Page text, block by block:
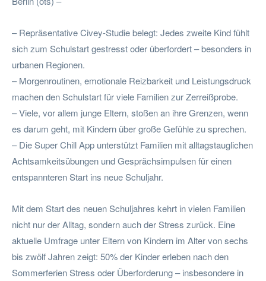
– Repräsentative Civey-Studie belegt: Jedes zweite Kind fühlt
sich zum Schulstart gestresst oder überfordert – besonders in
urbanen Regionen.
– Morgenroutinen, emotionale Reizbarkeit und Leistungsdruck
machen den Schulstart für viele Familien zur Zerreißprobe.
– Viele, vor allem junge Eltern, stoßen an ihre Grenzen, wenn
es darum geht, mit Kindern über große Gefühle zu sprechen.
– Die Super Chill App unterstützt Familien mit alltagstauglichen
Achtsamkeitsübungen und Gesprächsimpulsen für einen
entspannteren Start ins neue Schuljahr.
Mit dem Start des neuen Schuljahres kehrt in vielen Familien
nicht nur der Alltag, sondern auch der Stress zurück. Eine
aktuelle Umfrage unter Eltern von Kindern im Alter von sechs
bis zwölf Jahren zeigt: 50% der Kinder erleben nach den
Sommerferien Stress oder Überforderung – insbesondere in